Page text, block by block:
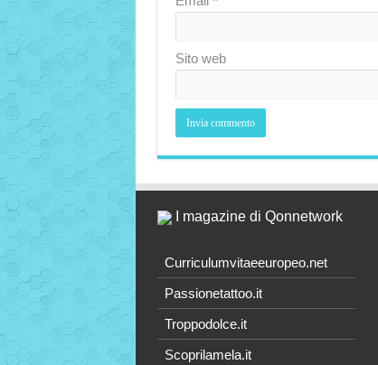
Sito web
I magazine di Qonnetwork
Curriculumvitaeeuropeo.net
Passionetattoo.it
Troppodolce.it
Scoprilamela.it